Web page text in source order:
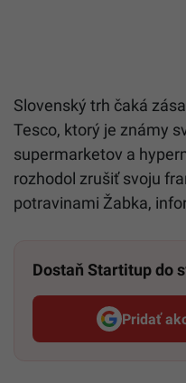
Slovenský trh čaká
Tesco, ktorý je známy
supermarketov a
rozhodol zrušiť svoju
potravinami Žabka,
Dostaň Startitup do
Pridať